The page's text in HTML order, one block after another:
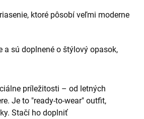
ktoré pôsobí veľmi moderne
sú doplnené o štýlový opasok,
príležitosti – od letných
Je to "ready-to-wear" outfit,
Stačí ho doplniť